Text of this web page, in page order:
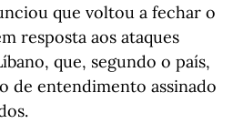
que voltou a fechar o
resposta aos ataques
que, segundo o país,
de entendimento assinado